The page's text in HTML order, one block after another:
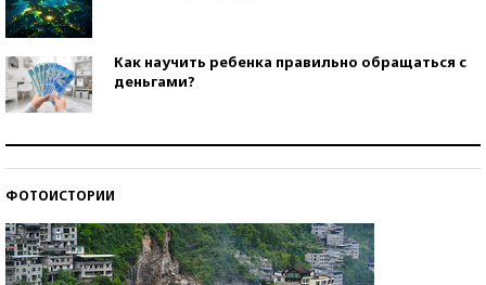
Как научить ребенка правильно обращаться с
деньгами?
ФОТОИСТОРИИ